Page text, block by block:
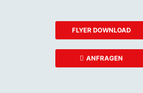
FLYER DOWNLOAD
ANFRAGEN